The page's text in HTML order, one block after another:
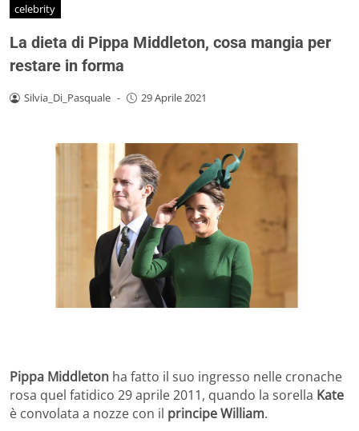
celebrity
La dieta di Pippa Middleton, cosa mangia per
restare in forma
Silvia_Di_Pasquale - 29 Aprile 2021
Pippa Middleton ha fatto il suo ingresso nelle cronache
rosa quel fatidico 29 aprile 2011, quando la sorella Kate
è convolata a nozze con il principe William.